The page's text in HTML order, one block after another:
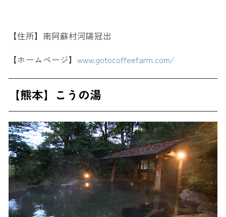
【住所】南阿蘇村河陽冠出
【ホームページ】 www.gotocoffeefarm.com/
【熊本】こうの湯